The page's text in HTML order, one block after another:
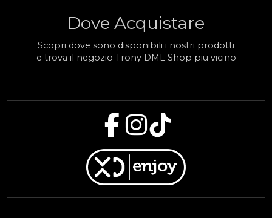
Dove Acquistare
Scopri dove sono disponibili i nostri prodotti
e trova il negozio Trony DML Shop piu vicino